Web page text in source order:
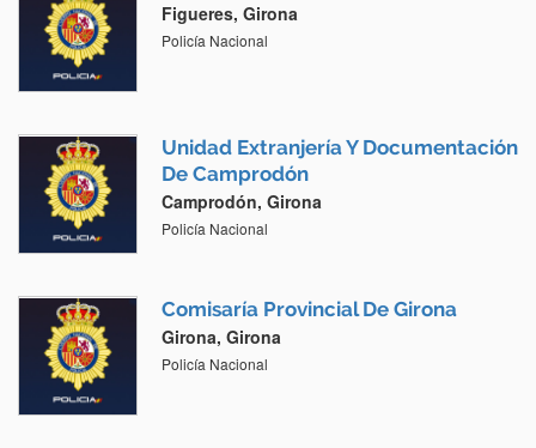
Figueres, Girona
Policía Nacional
Unidad Extranjería Y Documentación
De Camprodón
Camprodón, Girona
Policía Nacional
Comisaría Provincial De Girona
Girona, Girona
Policía Nacional